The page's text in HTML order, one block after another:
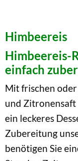
Himbeereis
Himbeereis-
einfach
Mit frischen
und Zitronensaft
ein leckeres
Zubereitung
benötigen Sie